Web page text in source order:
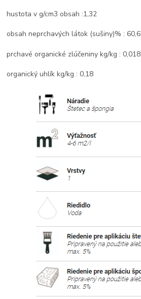
hustota v g/cm3 obsah :1,32
obsah neprchavých látok (sušiny)% : 60,6
prchavé organické zlúčeniny kg/kg : 0,018
organický uhlík kg/kg : 0,18